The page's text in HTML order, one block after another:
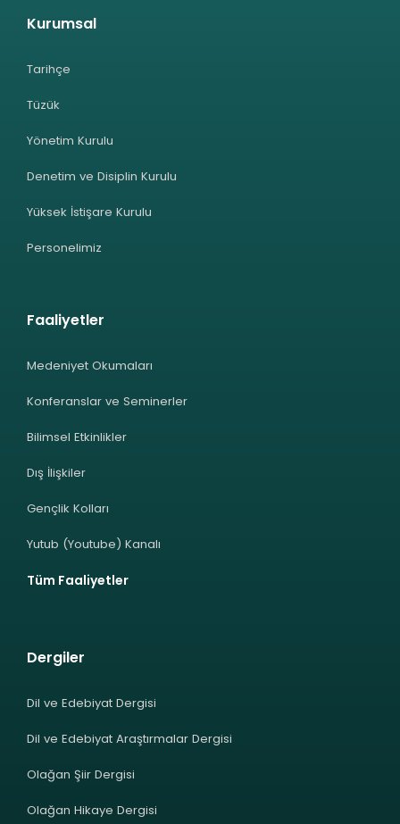
Kurumsal
Tarihçe
Tüzük
Yönetim Kurulu
Denetim ve Disiplin Kurulu
Yüksek İstişare Kurulu
Personelimiz
Faaliyetler
Medeniyet Okumaları
Konferanslar ve Seminerler
Bilimsel Etkinlikler
Dış İlişkiler
Gençlik Kolları
Yutub (Youtube) Kanalı
Tüm Faaliyetler
Dergiler
Dil ve Edebiyat Dergisi
Dil ve Edebiyat Araştırmalar Dergisi
Olağan Şiir Dergisi
Olağan Hikaye Dergisi